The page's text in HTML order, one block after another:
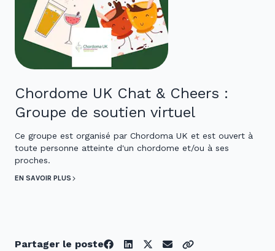
Chordome UK Chat & Cheers :
Groupe de soutien virtuel
Ce groupe est organisé par Chordoma UK et est ouvert à
toute personne atteinte d'un chordome et/ou à ses
proches.
EN SAVOIR PLUS
Partager le poste